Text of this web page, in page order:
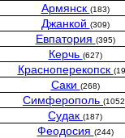
Армянск (183)
Джанкой (309)
Евпатория (395)
Керчь (627)
Красноперекопск
Саки (268)
Симферополь
Судак (187)
Феодосия (244)